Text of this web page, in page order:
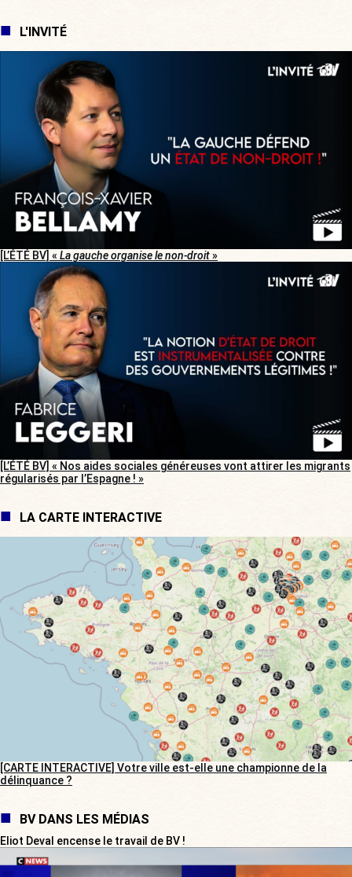
L'INVITÉ
[L’ÉTÉ BV] « La gauche organise le non-droit»
[L’ÉTÉ BV] « Nos aides sociales généreuses vont attirer les migrants
régularisés par l’Espagne ! »
LA CARTE INTERACTIVE
[CARTE INTERACTIVE] Votre ville est-elle une championne de la
délinquance ?
BV DANS LES MÉDIAS
Eliot Deval encense le travail de BV !